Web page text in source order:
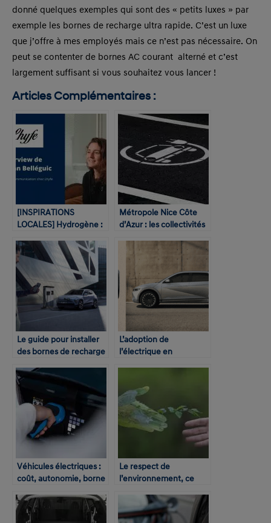
donné quelques exemples qui sont des « petits luxes » par
exemple les bornes de recharge ultra rapide. C’est un luxe
que j’offre à mes employés mais ce n’est pas nécessaire. On
peut se contenter de bornes AC courant alterné et c’est
largement suffisant si vous souhaitez vous lancer !
Articles Complémentaires :
[INSPIRATIONS
LOCALES] Hydrogène :
Métropole Nice Côte
d’Azur : les collectivités
l’effort de verdissement
des flottes
Le guide pour installer
des bornes de recharge
L’adoption de
l’électrique en
Véhicules électriques :
coût, autonomie, borne
Le respect de
l’environnement, ce